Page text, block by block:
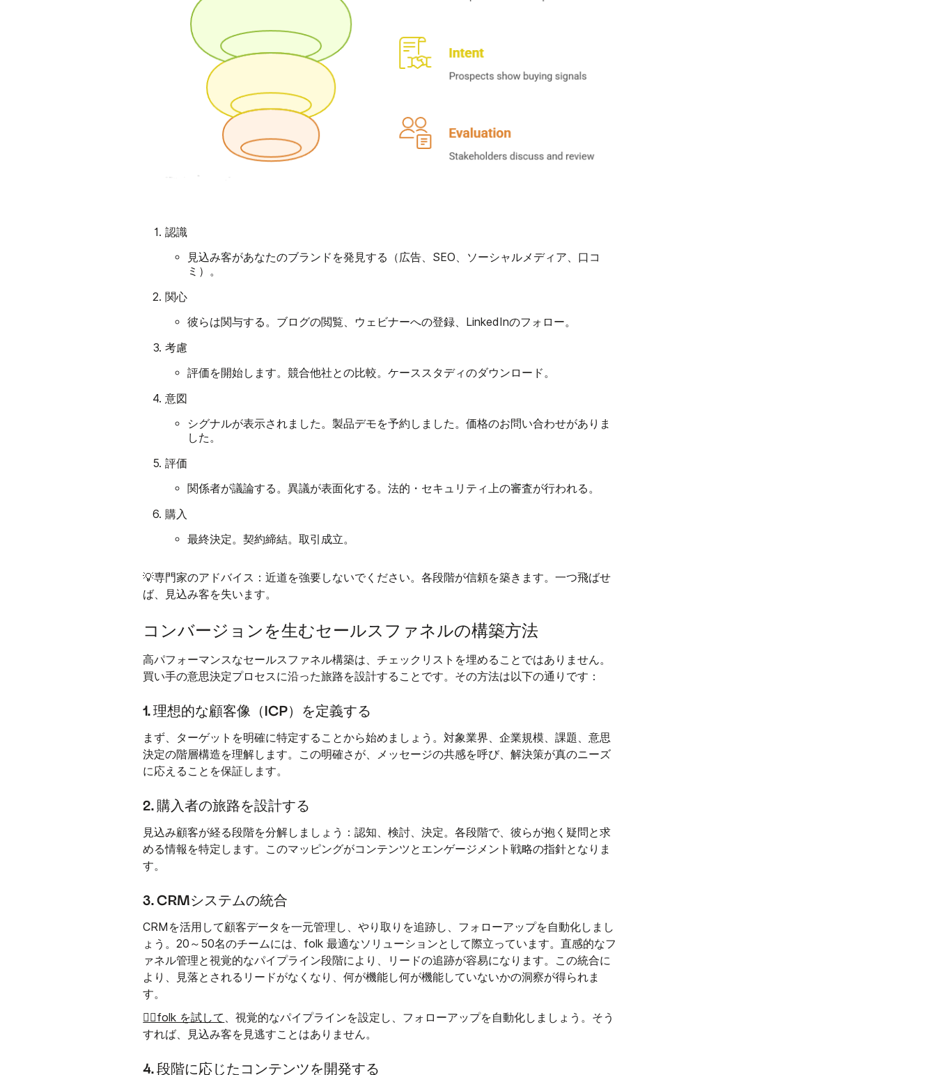
認識
見込み客があなたのブランドを発見する（広告、SEO、ソーシャルメディア、口コ
ミ）。
関心
彼らは関与する。ブログの閲覧、ウェビナーへの登録、LinkedInのフォロー。
考慮
評価を開始します。競合他社との比較。ケーススタディのダウンロード。
意図
シグナルが表示されました。製品デモを予約しました。価格のお問い合わせがありま
した。
評価
関係者が議論する。異議が表面化する。法的・セキュリティ上の審査が行われる。
購入
最終決定。契約締結。取引成立。
💡専門家のアドバイス ：近道を強要しないでください。各段階が信頼を築きます。一つ飛ばせ
ば、見込み客を失います。
コンバージョンを生むセールスファネルの構築方法
高パフォーマンスなセールスファネル構築は、チェックリストを埋めることではありません。
買い手の意思決定プロセスに沿った旅路を設計することです。その方法は以下の通りです：
1. 理想的な顧客像（ICP）を定義する
まず、ターゲットを明確に特定することから始めましょう。対象業界、企業規模、課題、意思
決定の階層構造を理解します。この明確さが、メッセージの共感を呼び、解決策が真のニーズ
に応えることを保証します。
2. 購入者の旅路を設計する
見込み顧客が経る段階を分解しましょう：認知、検討、決定。各段階で、彼らが抱く疑問と求
める情報を特定します。このマッピングがコンテンツとエンゲージメント戦略の指針となりま
す。
3. CRMシステムの統合
CRMを活用して顧客データを一元管理し、やり取りを追跡し、フォローアップを自動化しまし
ょう。20～50名のチームには、folk 最適なソリューションとして際立っています。直感的なフ
ァネル管理と視覚的なパイプライン段階により、リードの追跡が容易になります。この統合に
より、見落とされるリードがなくなり、何が機能し何が機能していないかの洞察が得られま
す。
👉🏼folk を試して 、視覚的なパイプラインを設定し、フォローアップを自動化しましょう。そう
すれば、見込み客を見逃すことはありません。
4. 段階に応じたコンテンツを開発する